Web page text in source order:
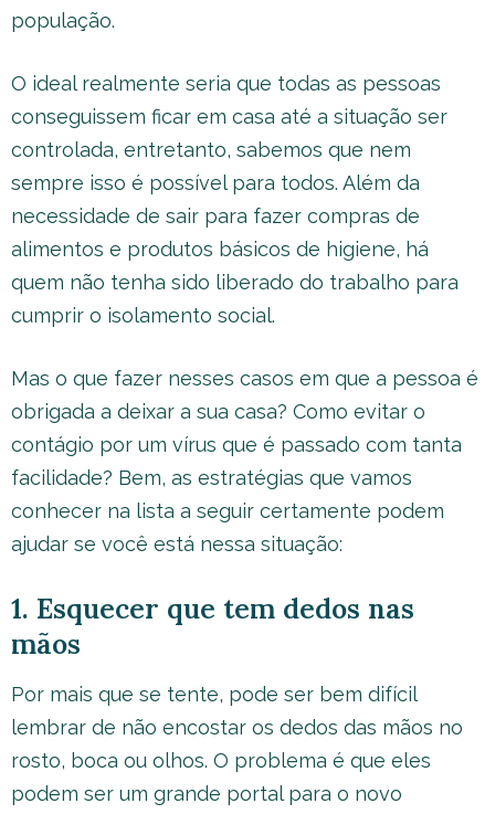
população.
O ideal realmente seria que todas as pessoas
conseguissem ficar em casa até a situação ser
controlada, entretanto, sabemos que nem
sempre isso é possível para todos. Além da
necessidade de sair para fazer compras de
alimentos e produtos básicos de higiene, há
quem não tenha sido liberado do trabalho para
cumprir o isolamento social.
Mas o que fazer nesses casos em que a pessoa é
obrigada a deixar a sua casa? Como evitar o
contágio por um vírus que é passado com tanta
facilidade? Bem, as estratégias que vamos
conhecer na lista a seguir certamente podem
ajudar se você está nessa situação:
1. Esquecer que tem dedos nas
mãos
Por mais que se tente, pode ser bem difícil
lembrar de não encostar os dedos das mãos no
rosto, boca ou olhos. O problema é que eles
podem ser um grande portal para o novo